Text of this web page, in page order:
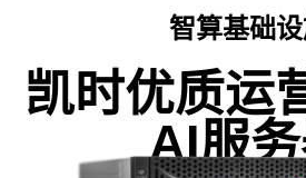
智算基础
凯时优质运
AI服